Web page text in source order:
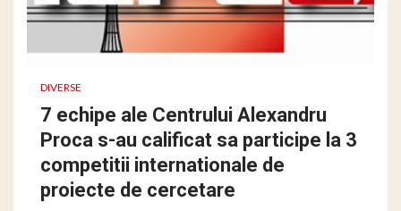
DIVERSE
7 echipe ale Centrului Alexandru
Proca s-au calificat sa participe la 3
competitii internationale de
proiecte de cercetare